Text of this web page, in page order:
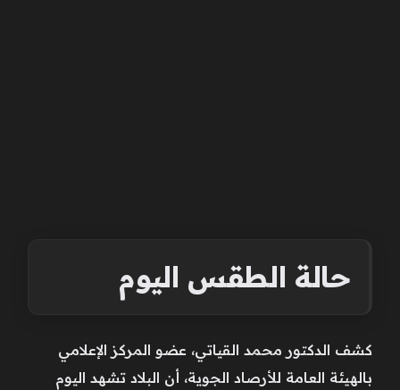
حالة الطقس اليوم
كشف الدكتور محمد القياتي، عضو المركز الإعلامي
بالهيئة العامة للأرصاد الجوية، أن البلاد تشهد اليوم